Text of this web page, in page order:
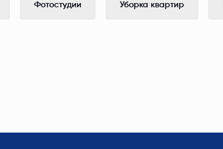
Фотостудии Уборка квартир